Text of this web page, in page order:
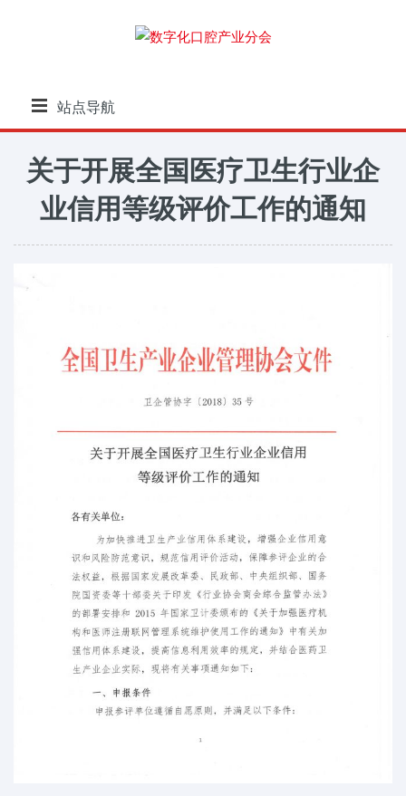
站点导航
关于开展全国医疗卫生行业企
业信用等级评价工作的通知